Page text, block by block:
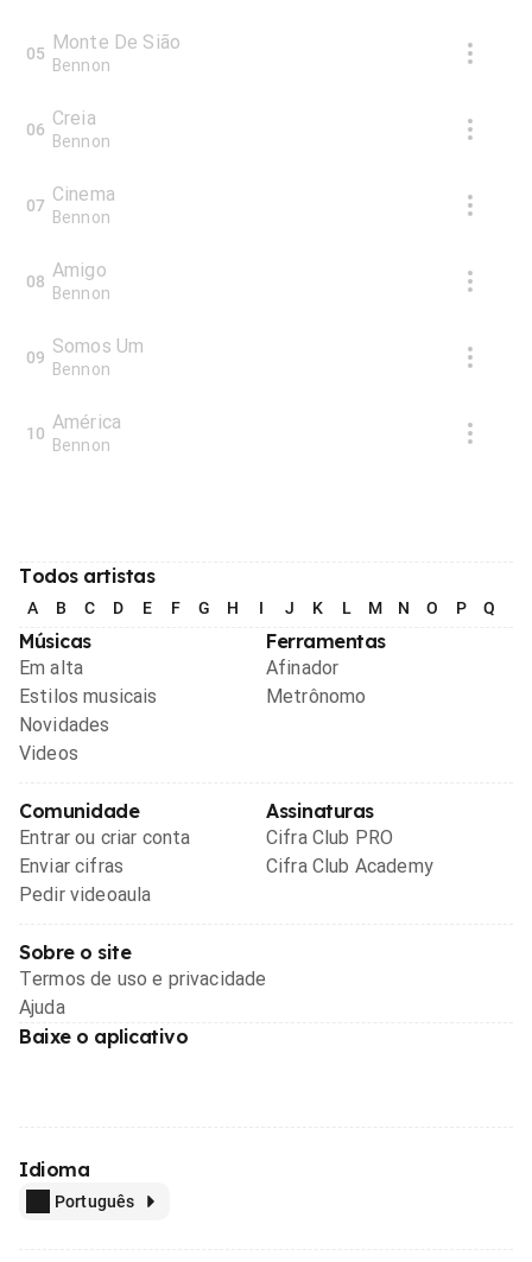
05 Monte De Sião
Bennon
06 Creia
Bennon
07 Cinema
Bennon
08 Amigo
Bennon
09 Somos Um
Bennon
10 América
Bennon
Todos artistas
A B C D E F G H I J K L M N O P Q
Músicas
Em alta
Estilos musicais
Novidades
Videos
Ferramentas
Afinador
Metrônomo
Comunidade
Entrar ou criar conta
Enviar cifras
Pedir videoaula
Assinaturas
Cifra Club PRO
Cifra Club Academy
Sobre o site
Termos de uso e privacidade
Ajuda
Baixe o aplicativo
Idioma
Português